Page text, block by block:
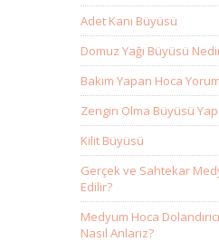
Adet Kanı Büyüsü
Domuz Yağı Büyüsü
Bakım Yapan Hoca
Zengin Olma Büyüsü
Kilit Büyüsü
Gerçek ve Sahtekar
Edilir?
Medyum Hoca
Nasıl Anlarız?